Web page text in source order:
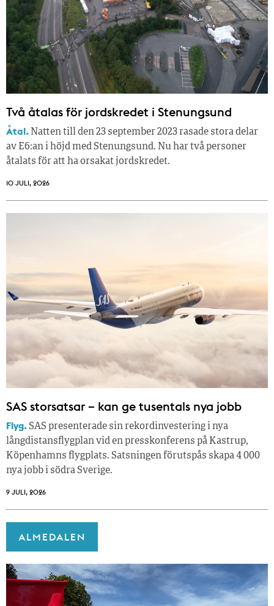
Två åtalas för jordskredet i Stenungsund
Åtal. Natten till den 23 september 2023 rasade stora delar
av E6:an i höjd med Stenungsund. Nu har två personer
åtalats för att ha orsakat jordskredet.
10 JULI, 2026
SAS storsatsar – kan ge tusentals nya jobb
Flyg.SAS presenterade sin rekordinvestering i nya
långdistansflygplan vid en presskonferens på Kastrup,
Köpenhamns flygplats. Satsningen förutspås skapa 4 000
nya jobb i södra Sverige.
9 JULI, 2026
ALMEDALEN